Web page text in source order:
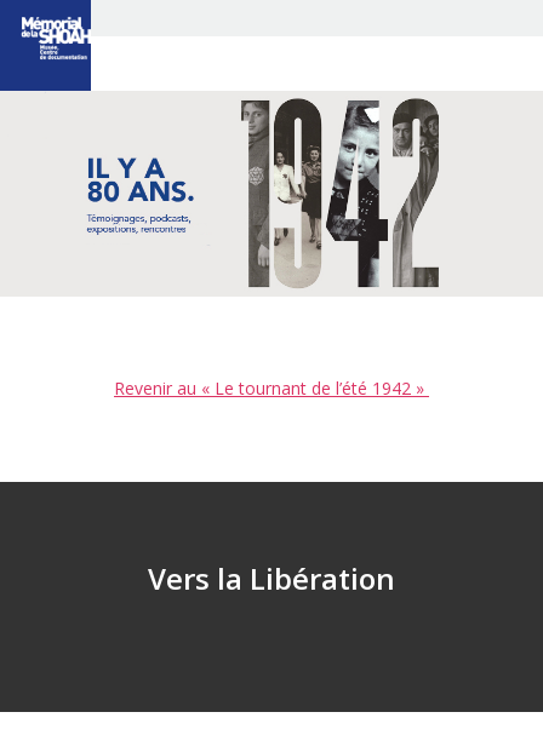
DE L’ANNÉE 1942
LES 80 ANS DE LA RAFLE DU VEL D’HIV
CÉRÉMONIE DÉPARTDE CONVOIS
3 QUESTIONS À UN HISTORIEN
Revenir au « Le tournant de l’été 1942 »
Vers la Libération